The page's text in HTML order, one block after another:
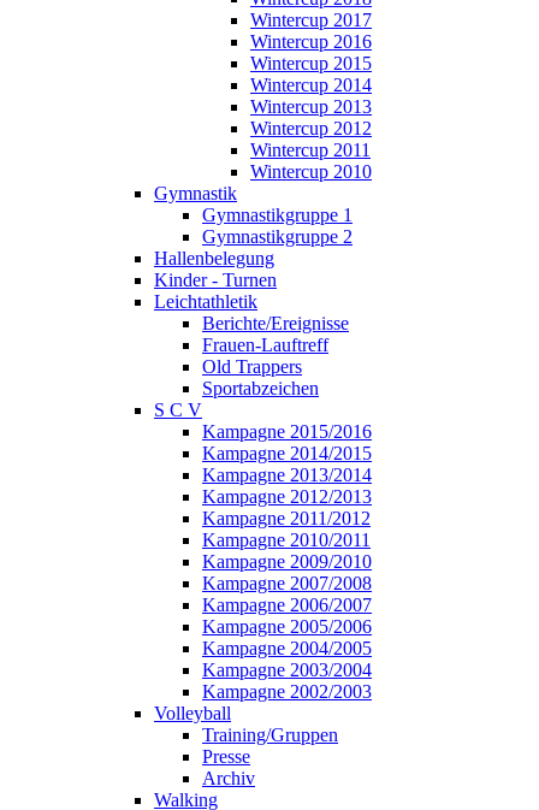
Wintercup 2017
Wintercup 2016
Wintercup 2015
Wintercup 2014
Wintercup 2013
Wintercup 2012
Wintercup 2011
Wintercup 2010
Gymnastik
Gymnastikgruppe 1
Gymnastikgruppe 2
Hallenbelegung
Kinder - Turnen
Leichtathletik
Berichte/Ereignisse
Frauen-Lauftreff
Old Trappers
Sportabzeichen
S C V
Kampagne 2015/2016
Kampagne 2014/2015
Kampagne 2013/2014
Kampagne 2012/2013
Kampagne 2011/2012
Kampagne 2010/2011
Kampagne 2009/2010
Kampagne 2007/2008
Kampagne 2006/2007
Kampagne 2005/2006
Kampagne 2004/2005
Kampagne 2003/2004
Kampagne 2002/2003
Volleyball
Training/Gruppen
Presse
Archiv
Walking